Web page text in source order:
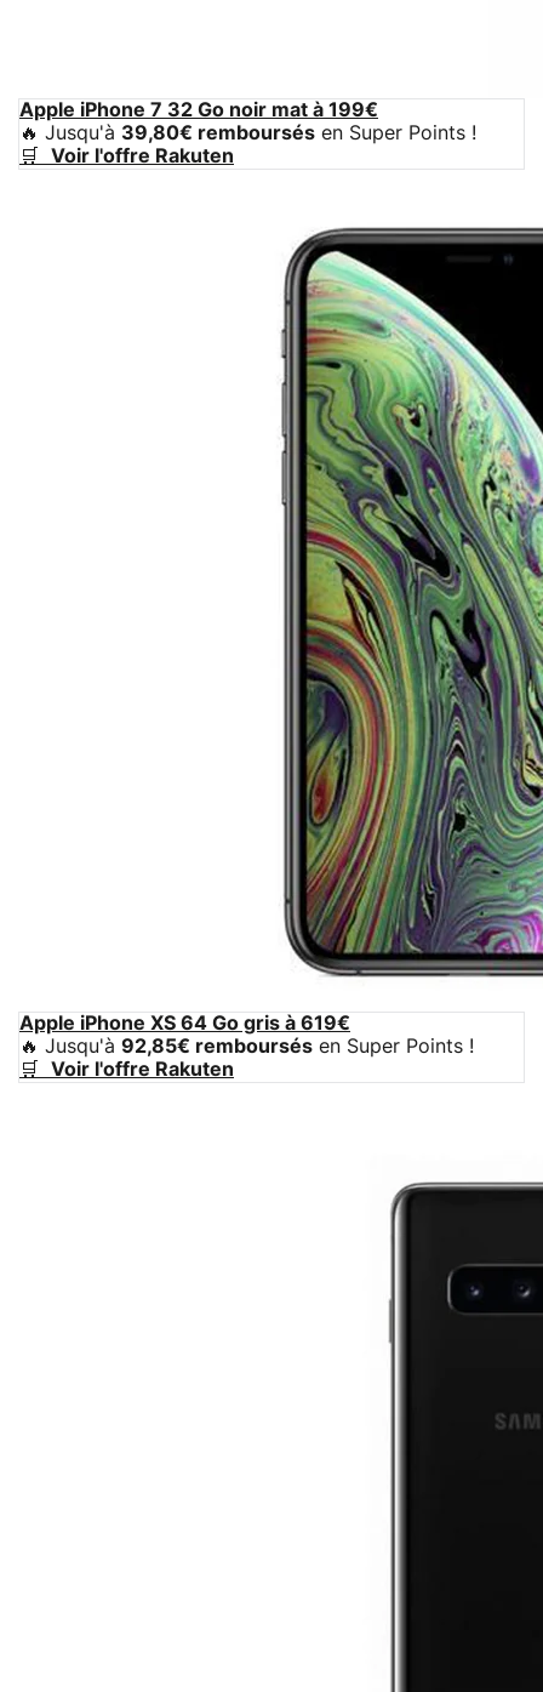
Apple iPhone 7 32 Go noir mat à 199€
🔥 Jusqu'à 39,80€ remboursés en Super Points !
🛒 Voir l'offre Rakuten
Apple iPhone XS 64 Go gris à 619€
🔥 Jusqu'à 92,85€ remboursés en Super Points !
🛒 Voir l'offre Rakuten